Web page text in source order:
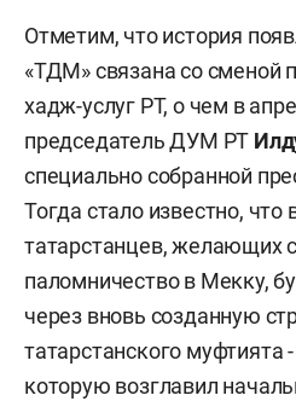
Отметим, что история
«ТДМ» связана со сменой
хадж-услуг РТ, о чем в
председатель ДУМ РТ
специально собранной
Тогда стало известно, что
татарстанцев, желающих
паломничество в Мекку,
через вновь созданную
татарстанского
которую возглавил